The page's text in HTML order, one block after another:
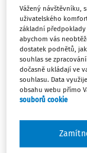
Zaměstnanec
jako řidič
přitom do
to mj. co do
pracovní
absolvoval.
Argumenty
Ustanovení §
Vážený návštěvníku,
uživatelského
základní
abychom vás
dostatek podnětů,
souhlas se
dočasně ukládají ve
souhlasu. Data
obsahu webu přímo
souborů cookie